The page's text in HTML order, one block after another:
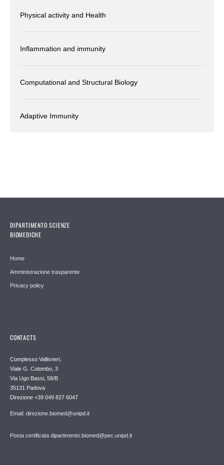
Physical activity and Health
Inflammation and immunity
Computational and Structural Biology
Adaptive Immunity
DIPARTIMENTO SCIENZE
BIOMEDICHE
Home
Amministrazione trasparente
Privacy policy
CONTACTS
Complesso Vallisneri,
Viale G. Colombo, 3
Via Ugo Bassi, 58/B
35131 Padova
Direzione +39 049 827 6047
Email: direzione.biomed@unipd.it
Posta certificata dipartimento.biomed@pec.unipd.it